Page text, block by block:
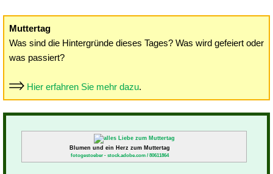
Muttertag
Was sind die Hintergründe dieses Tages? Was wird gefeiert oder
was passiert?
Hier erfahren Sie mehr dazu.
Blumen und ein Herz zum Muttertag
fotogestoeber - stock.adobe.com / 80611864